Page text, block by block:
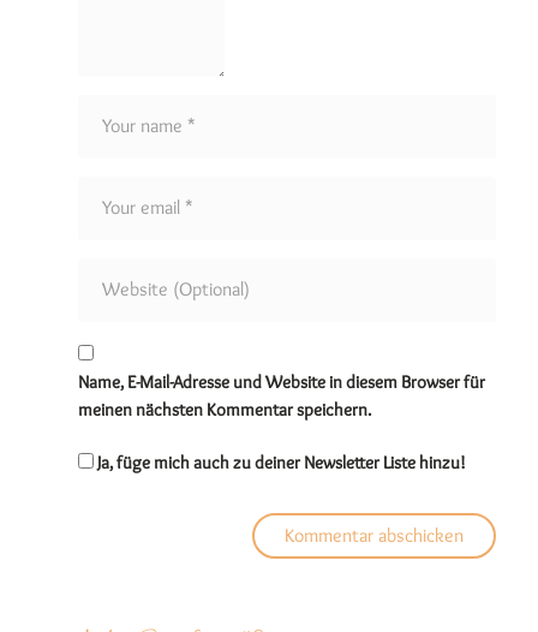
Name, E-Mail-Adresse und Website in diesem Browser für
meinen nächsten Kommentar speichern.
Ja, füge mich auch zu deiner Newsletter Liste hinzu!